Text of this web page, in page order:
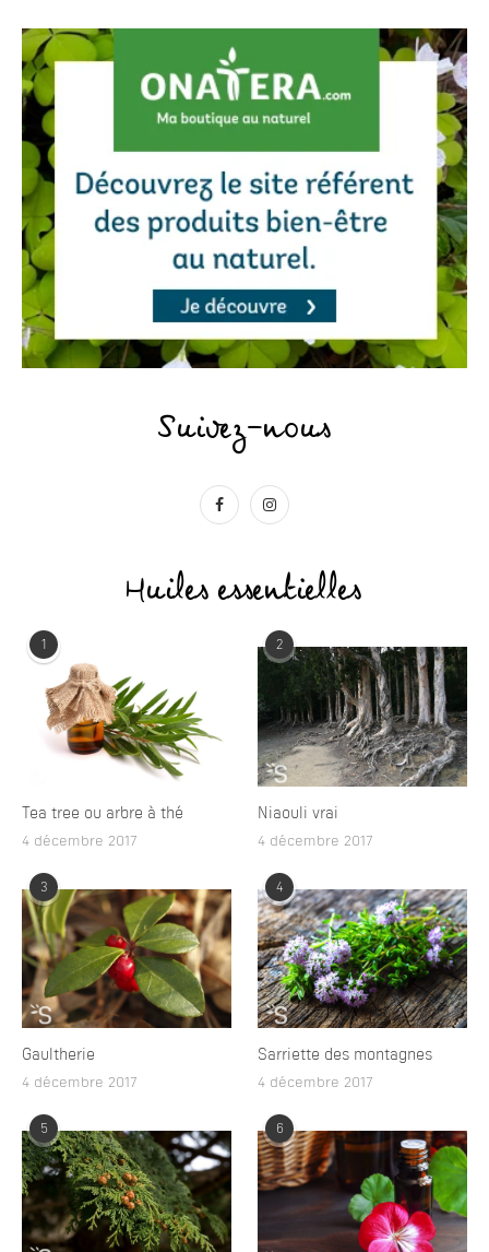
Suivez-nous
Huiles essentielles
1
Tea tree ou arbre à thé
4 décembre 2017
2
Niaouli vrai
4 décembre 2017
3
Gaultherie
4 décembre 2017
4
Sarriette des montagnes
4 décembre 2017
5 6